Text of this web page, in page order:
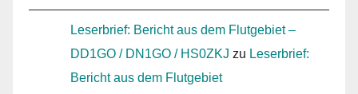
Leserbrief: Bericht aus dem Flutgebiet –
DD1GO / DN1GO / HS0ZKJ zu Leserbrief:
Bericht aus dem Flutgebiet